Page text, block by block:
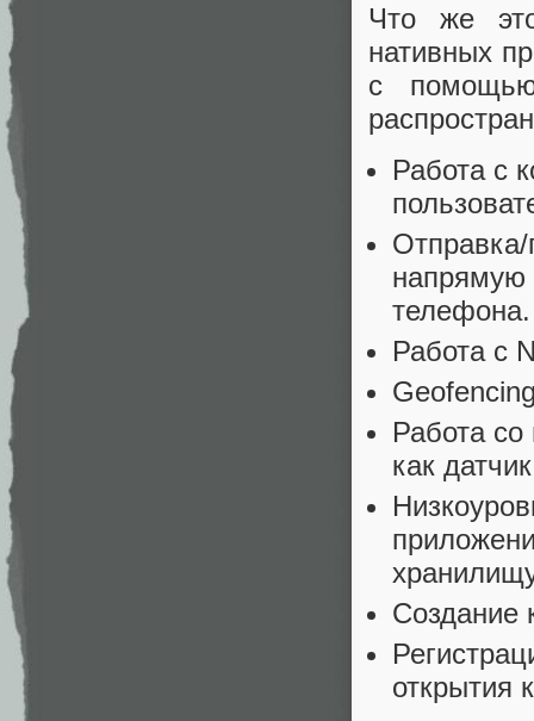
Что же
нативных
с
Работа с
напрямую
телефона.
Работа с
Работа
как
Создание
открытия